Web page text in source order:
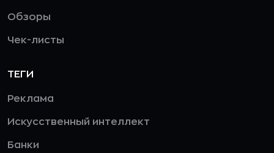
Обзоры
Чек-листы
ТЕГИ
Реклама
Искусственный интеллект
Банки